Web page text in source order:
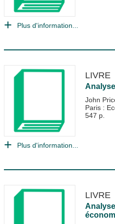
Plus d'information...
LIVRE
John
Paris :
547 p.
Plus d'information...
LIVRE